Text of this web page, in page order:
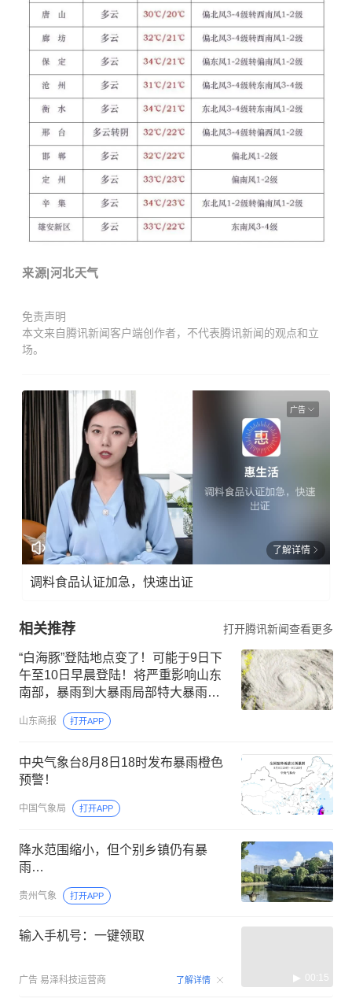
来源|河北天气
免责声明
本文来自腾讯新闻客户端创作者，不代表腾讯新闻的观点和立
场。
广告
了解详情
调料食品认证加急，快速出证
相关推荐 打开腾讯新闻查看更多
“白海豚”登陆地点变了！可能于9日下
午至10日早晨登陆！将严重影响山东
南部，暴雨到大暴雨局部特大暴雨！
最强影响时段确定
山东商报 打开APP
中央气象台8月8日18时发布暴雨橙色
预警！
中国气象局 打开APP
降水范围缩小，但个别乡镇仍有暴
雨…
贵州气象 打开APP
输入手机号：一键领取
广告 易泽科技运营商 了解详情 00:15